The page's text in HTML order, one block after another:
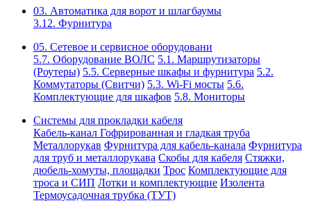
03. Автоматика для ворот и шлагбаумы
3.12. Фурнитура
05. Сетевое и сервисное оборудовани
5.7. Оборудование ВОЛС 5.1. Маршрутизаторы
(Роутеры) 5.5. Серверные шкафы и фурнитура 5.2.
Коммутаторы (Свитчи) 5.3. Wi-Fi мосты 5.6.
Комплектующие для шкафов 5.8. Мониторы
Системы для прокладки кабеля
Кабель-канал Гофрированная и гладкая труба
Металлорукав Фурнитура для кабель-канала Фурнитура
для труб и металлорукава Скобы для кабеля Стяжки,
дюбель-хомуты, площадки Трос Комплектующие для
троса и СИП Лотки и комплектующие Изолента
Термоусадочная трубка (ТУТ)